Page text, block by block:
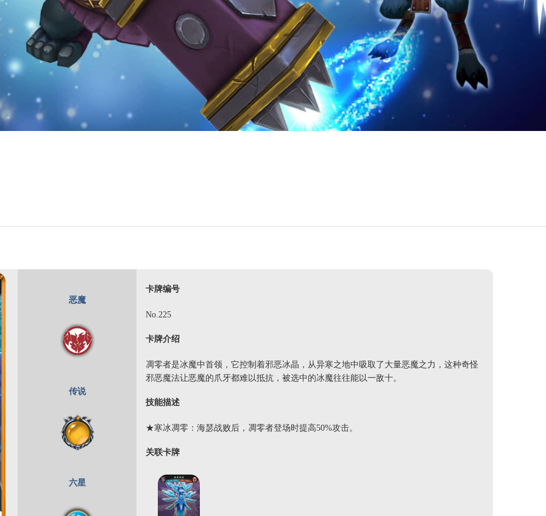
恶魔
传说
六星
卡牌编号
No.225
卡牌介绍
凋零者是冰魔中首领，它控制着邪恶冰晶，从异寒之地中吸取了大量恶魔之力，这种奇怪
邪恶魔法让恶魔的爪牙都难以抵抗，被选中的冰魔往往能以一敌十。
技能描述
★寒冰凋零：海瑟战败后，凋零者登场时提高50%攻击。
关联卡牌